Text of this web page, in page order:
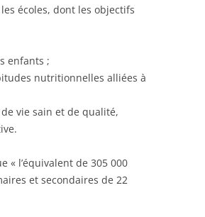
écoles, dont les objectifs
enfants ;
nutritionnelles alliées à
vie sain et de qualité,
« l’équivalent de 305 000
et secondaires de 22